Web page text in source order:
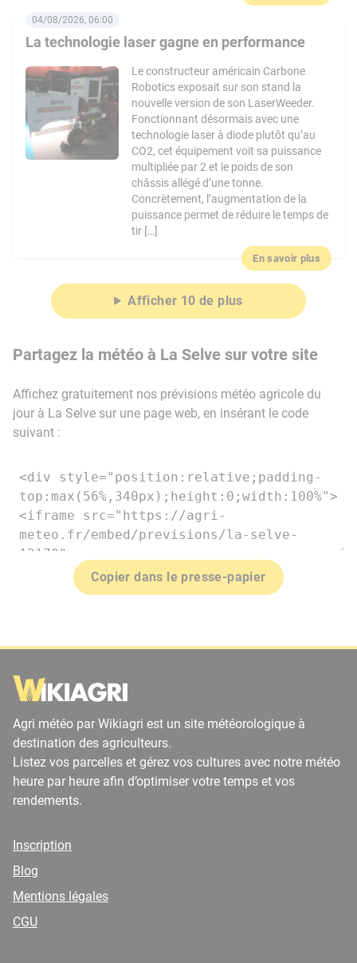
La technologie laser gagne en performance
04/08/2026, 06:00
Le constructeur américain Carbone
Robotics exposait sur son stand la
nouvelle version de son LaserWeeder.
Fonctionnant désormais avec une
technologie laser à diode plutôt qu’au
CO2, cet équipement voit sa puissance
multipliée par 2 et le poids de son
châssis allégé d’une tonne.
Concrètement, l’augmentation de la
puissance permet de réduire le temps de
tir […]
En savoir plus
Afficher 10 de plus
Partagez la météo à La Selve sur votre site
Affichez gratuitement nos prévisions météo agricole du
jour à La Selve sur une page web, en insérant le code
suivant :
Copier dans le presse-papier
Agri météo par Wikiagri est un site météorologique à
destination des agriculteurs.
Listez vos parcelles et gérez vos cultures avec notre météo
heure par heure afin d’optimiser votre temps et vos
rendements.
Inscription
Blog
Mentions légales
CGU